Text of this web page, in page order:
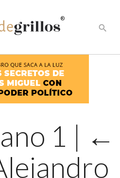
®
search
1 | ←